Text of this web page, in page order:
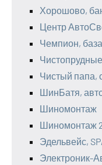
Хорошово,
Центр
Чемпион,
Чистый папа,
ШинБатя,
Шиномонтаж
Шиномонтаж
Эдельвейс,
Электроник-